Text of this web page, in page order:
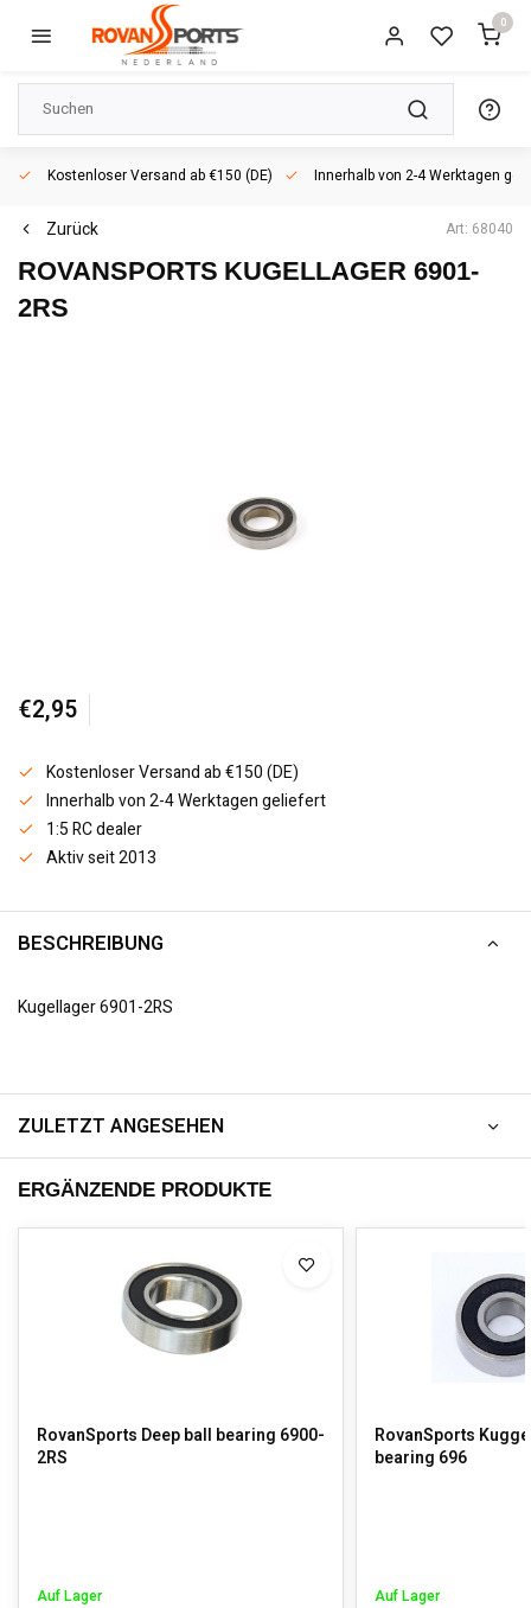
0
Kostenloser Versand ab €150 (DE) Innerhalb von 2-4 Werktagen
Zurück Art: 68040
ROVANSPORTS KUGELLAGER 6901-
2RS
€2,95
Kostenloser Versand ab €150 (DE)
Innerhalb von 2-4 Werktagen geliefert
1:5 RC dealer
Aktiv seit 2013
BESCHREIBUNG
Kugellager 6901-2RS
ZULETZT ANGESEHEN
ERGÄNZENDE PRODUKTE
RovanSports Deep ball bearing 6900-
2RS
Auf Lager
RovanSports
bearing 696
Auf Lager